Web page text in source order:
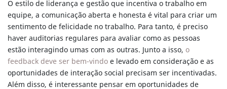
O estilo de liderança e gestão que incentiva o trabalho em
equipe, a comunicação aberta e honesta é vital para criar um
sentimento de felicidade no trabalho. Para tanto, é preciso
haver auditorias regulares para avaliar como as pessoas
estão interagindo umas com as outras. Junto a isso, o
feedback deve ser bem-vindoe levado em consideração e as
oportunidades de interação social precisam ser incentivadas.
Além disso, é interessante pensar em oportunidades de